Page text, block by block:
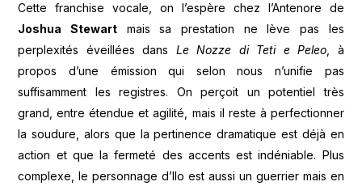
Cette franchise vocale, on l’espère chez l’Antenore de
Joshua Stewart mais sa prestation ne lève pas les
perplexités éveillées dans Le Nozze di Teti e Peleo , à
propos d’une émission qui selon nous n’unifie pas
suffisamment les registres. On perçoit un potentiel très
grand, entre étendue et agilité, mais il reste à perfectionner
la soudure, alors que la pertinence dramatique est déjà en
action et que la fermeté des accents est indéniable. Plus
complexe, le personnage d’Ilo est aussi un guerrier mais en